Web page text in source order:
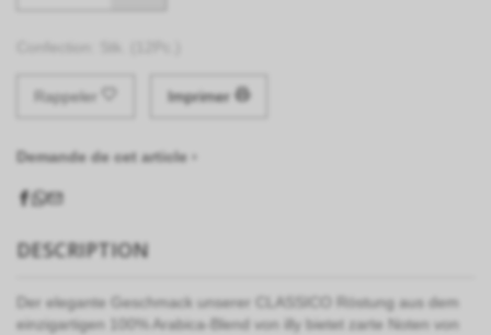
Rappeler Imprimer
Demande de cet article ›
DESCRIPTION
Der elegante Geschmack unserer CLASSICO Röstung aus dem
einzigartigen 100% Arabica-Blend von illy bietet zarte Noten von